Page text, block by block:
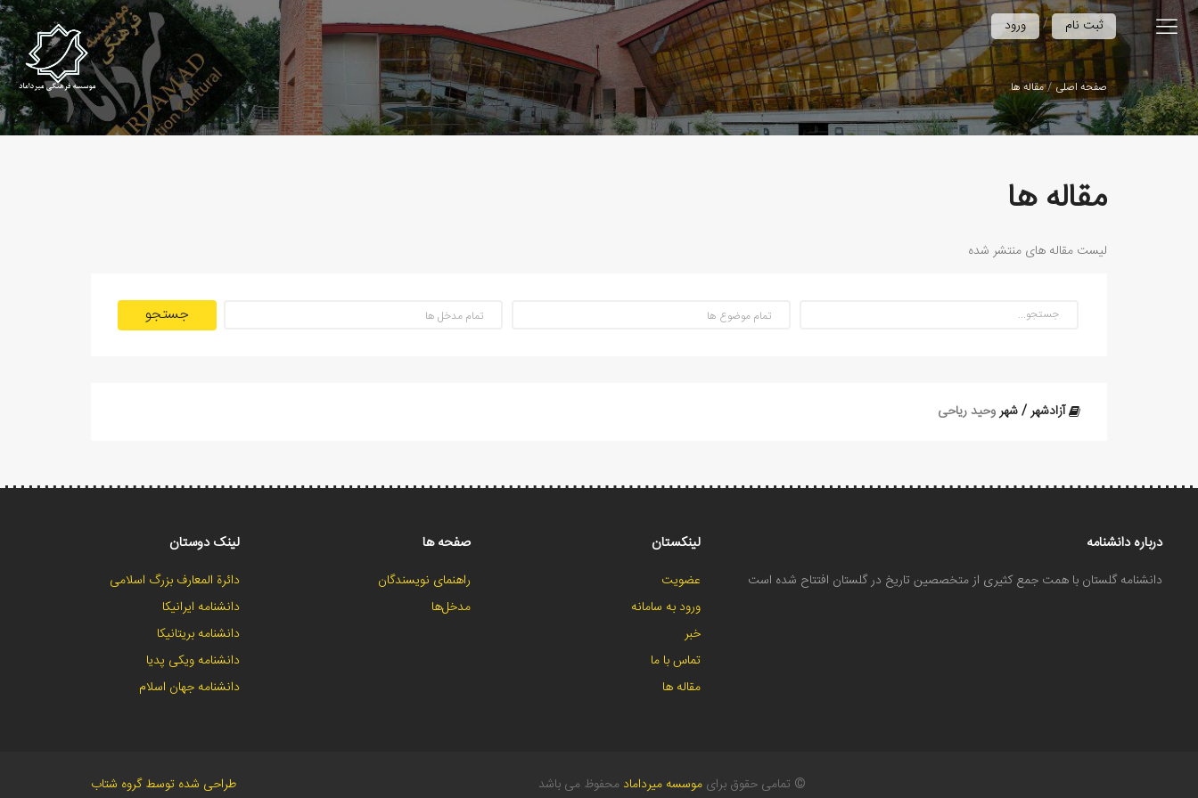
ورود / ثبت نام
صفحه اصلی مقاله ها
مقاله ها
لیست مقاله های منتشر شده
جستجو
آزادشهر / شهروحید ریاحی
درباره دانشنامه
دانشنامه گلستان با همت جمع کثیری از متخصصین تاریخ در گلستان افتتاح شده است
لینکستان
عضویت
ورود به سامانه
خبر
تماس با ما
مقاله ها
صفحه ها
راهنمای نویسندگان
مدخل‌ها
لینک دوستان
دائرة المعارف بزرگ اسلامی
دانشنامه ایرانیکا
دانشنامه بریتانیکا
دانشنامه ویکی پدیا
دانشنامه جهان اسلام
طراحی شده توسط گروه شتاب © تمامی حقوق برای موسسه میرداماد محفوظ می باشد